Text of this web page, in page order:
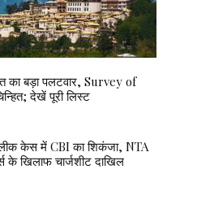
का बड़ा पलटवार, Survey of
देखें पूरी लिस्ट
केस में CBI का शिकंजा, NTA
के खिलाफ चार्जशीट दाखिल